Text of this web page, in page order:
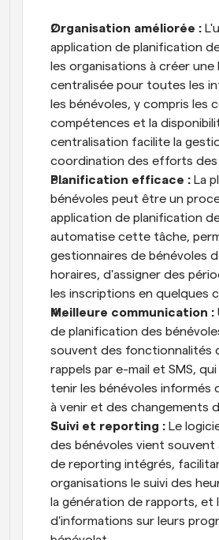
Organisation améliorée :
application de planification
les organisations à créer
centralisée pour toutes les
les bénévoles, y compris les
compétences et la
centralisation facilite la
coordination des efforts des
Planification efficace : La
bénévoles peut être un
application de planification
automatise cette tâche,
gestionnaires de bénévoles
horaires, d'assigner des
les inscriptions en quelques
Meilleure communication :
de planification des
souvent des fonctionnalités
rappels par e-mail et SMS,
tenir les bénévoles informés
à venir et des changements
Suivi et reporting : Le
des bénévoles vient souvent
de reporting intégrés,
organisations le suivi des
la génération de rapports, et
d'informations sur leurs